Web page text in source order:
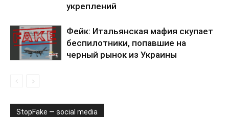
укреплений
Фейк: Итальянская мафия скупает
беспилотники, попавшие на
черный рынок из Украины
StopFake — social media